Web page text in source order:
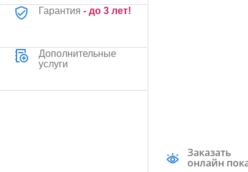
Гарантия - до 3 лет!
Дополнительные
услуги
Заказать
онлайн